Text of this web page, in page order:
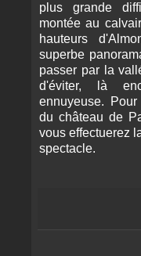
plus grande
montée au
hauteurs
superbe
passer par la
d'éviter, là
ennuyeuse.
du château de
vous effectuerez
spectacle.